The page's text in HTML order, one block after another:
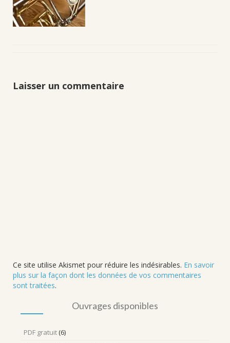
Laisser un commentaire
Ce site utilise Akismet pour réduire les indésirables. En savoir
plus sur la façon dont les données de vos commentaires
sont traitées.
Ouvrages disponibles
PDF gratuit (6)